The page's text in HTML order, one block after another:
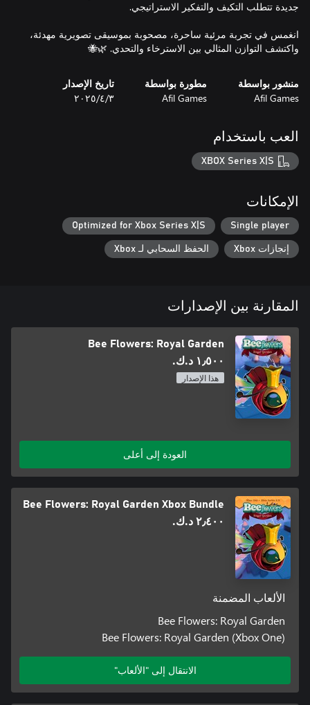
انغمس في تجربة مرئية ساحرة، مصحوبة بموسيقى تصويرية مهدئة،
واكتشف التوازن المثالي بين الاسترخاء والتحدي. 🌿🐝
منشور بواسطة
Afil Games
مطورة بواسطة
Afil Games
تاريخ الإصدار
٣‏/٤‏/٢٠٢٥
العب باستخدام
XBOX Series X|S
الإمكانات
Single player
Optimized for Xbox Series X|S
إنجازات Xbox الحفظ السحابي لـ Xbox
المقارنة بين الإصدارات
Bee Flowers: Royal Garden
١٫٥٠٠ د.ك.‏
هذا الإصدار
العودة إلى أعلى
Bee Flowers: Royal Garden Xbox Bundle
٢٫٤٠٠ د.ك.‏
الألعاب المضمنة
Bee Flowers: Royal Garden
Bee Flowers: Royal Garden (Xbox One)
الانتقال إلى "الألعاب"